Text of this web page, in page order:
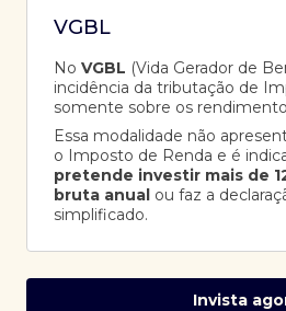
VGBL
No VGBL (Vida Gerador de
incidência da tributação de
somente sobre os
Essa modalidade não
o Imposto de Renda e é
pretende investir mais de
bruta anual ou faz a
simplificado.
Invista